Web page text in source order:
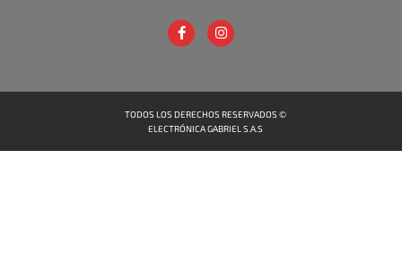
TODOS LOS DERECHOS RESERVADOS ©
ELECTRÓNICA GABRIEL S.A.S